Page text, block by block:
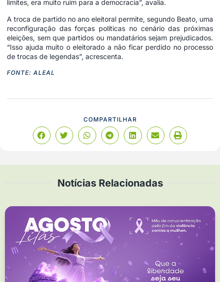
limites, era muito ruim para a democracia”, avalia.
A troca de partido no ano eleitoral permite, segundo Beato, uma
reconfiguração das forças políticas no cenário das próximas
eleições, sem que partidos ou mandatários sejam prejudicados.
“Isso ajuda muito o eleitorado a não ficar perdido no processo
de trocas de legendas”, acrescenta.
FONTE: ALEAL
COMPARTILHAR
Notícias Relacionadas